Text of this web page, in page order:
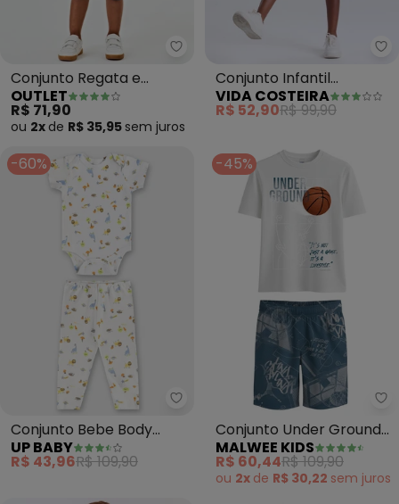
Outlet - Conjunto Regata e
Conjunto Regata e
Bermuda (Branco)
OUTLET
R$ 71,90
ou 2x de R$ 35,95 sem juros
Conjunto Infantil
Camiseta Lisa Aplique
(Branco)
VIDA COSTEIRA
R$ 52,90R$ 99,90
-60%
Up Baby - Conjunto Bebe
Conjunto Bebe Body
Manga Curta e Calça
Dino (Branco)
UP BABY
R$ 43,96R$ 109,90
-45%
Conjunto Under Ground
(Branco)
MALWEE KIDS
R$ 60,44R$ 109,90
ou 2x de R$ 30,22 sem juros